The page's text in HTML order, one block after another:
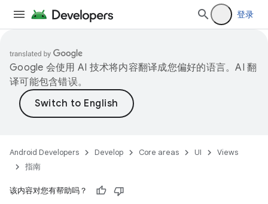
登录
Google 会使用 AI 技术将内容翻译成您偏好的语言。AI 翻
译可能包含错误。
Android Developers Develop Core areas UI
Views
指南
该内容对您有帮助吗？